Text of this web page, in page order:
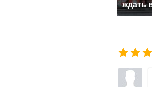
ждать